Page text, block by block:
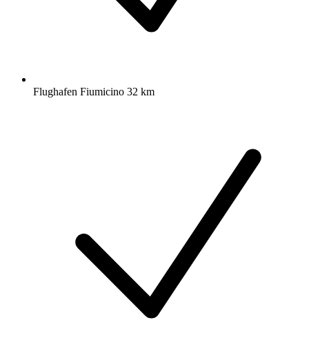
Flughafen Fiumicino 32 km